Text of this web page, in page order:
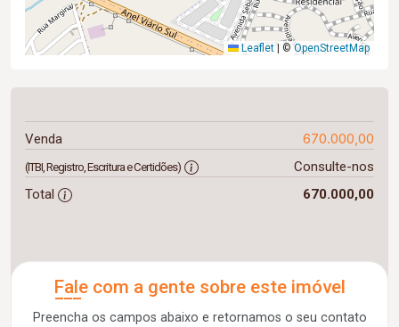
Leaflet | ©OpenStreetMap
Venda 670.000,00
(ITBI, Registro, Escritura e Certidões)
Consulte-nos
Total
670.000,00
Fale com a gente sobre este imóvel
Preencha os campos abaixo e retornamos o seu contato